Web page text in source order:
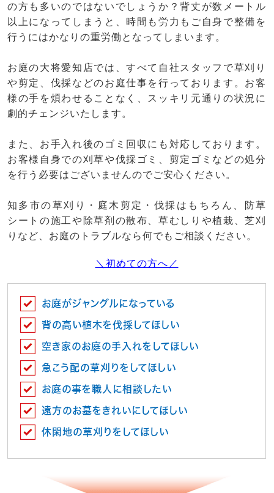
の方も多いのではないでしょうか？背丈が数メートル
以上になってしまうと、時間も労力もご自身で整備を
行うにはかなりの重労働となってしまいます。
お庭の大将愛知店では、すべて自社スタッフで草刈り
や剪定、伐採などのお庭仕事を行っております。お客
様の手を煩わせることなく、スッキリ元通りの状況に
劇的チェンジいたします。
また、お手入れ後のゴミ回収にも対応しております。
お客様自身での刈草や伐採ゴミ、剪定ゴミなどの処分
を行う必要はございませんのでご安心ください。
知多市の草刈り・庭木剪定・伐採はもちろん、防草
シートの施工や除草剤の散布、草むしりや植栽、芝刈
りなど、お庭のトラブルなら何でもご相談ください。
＼初めての方へ／
お庭がジャングルになっている
背の高い植木を伐採してほしい
空き家のお庭の手入れをしてほしい
急こう配の草刈りをしてほしい
お庭の事を職人に相談したい
遠方のお墓をきれいにしてほしい
休閑地の草刈りをしてほしい